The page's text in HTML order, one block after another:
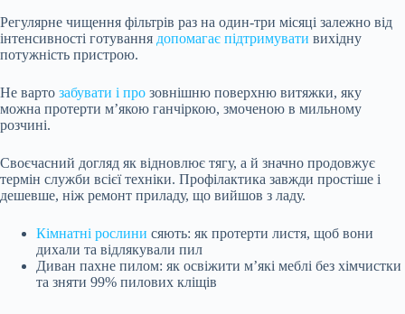
Регулярне чищення фільтрів раз на один-три місяці залежно від
інтенсивності готування допомагає підтримувати вихідну
потужність пристрою.
Не варто забувати і про зовнішню поверхню витяжки, яку
можна протерти м’якою ганчіркою, змоченою в мильному
розчині.
Своєчасний догляд як відновлює тягу, а й значно продовжує
термін служби всієї техніки. Профілактика завжди простіше і
дешевше, ніж ремонт приладу, що вийшов з ладу.
Кімнатні рослини сяють: як протерти листя, щоб вони
дихали та відлякували пил
Диван пахне пилом: як освіжити м’які меблі без хімчистки
та зняти 99% пилових кліщів